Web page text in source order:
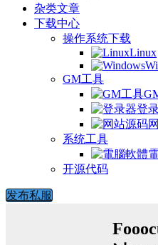
杂类文章
下载中心
操作系统下载
Linux
GM工具
登
系统工具
开源代码
发布私服